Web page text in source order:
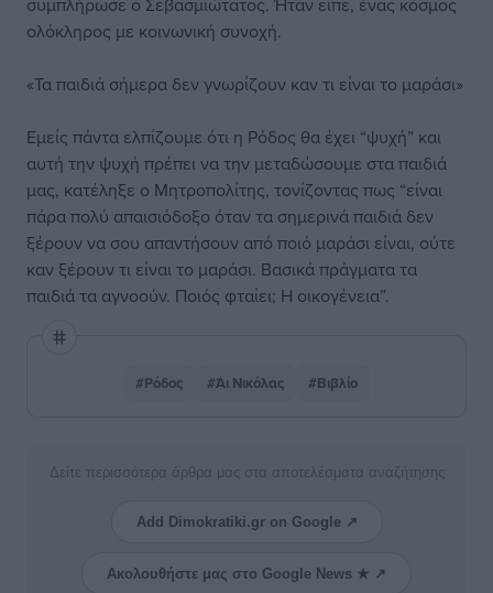
ολόκληρος με κοινωνική συνοχή.
«Τα παιδιά σήμερα δεν γνωρίζουν καν τι είναι το μαράσι»
Εμείς πάντα ελπίζουμε ότι η Ρόδος θα έχει “ψυχή” και
αυτή την ψυχή πρέπει να την μεταδώσουμε στα παιδιά
μας, κατέληξε ο Μητροπολίτης, τονίζοντας πως “είναι
πάρα πολύ απαισιόδοξο όταν τα σημερινά παιδιά δεν
ξέρουν να σου απαντήσουν από ποιό μαράσι είναι, ούτε
καν ξέρουν τι είναι το μαράσι. Βασικά πράγματα τα
παιδιά τα αγνοούν. Ποιός φταίει; Η οικογένεια”.
#Ρόδος #Άι Νικόλας #Βιβλίο
Δείτε περισσότερα άρθρα μας στα αποτελέσματα αναζήτησης
Add Dimokratiki.gr on Google ↗
Ακολουθήστε μας στο Google News ★ ↗